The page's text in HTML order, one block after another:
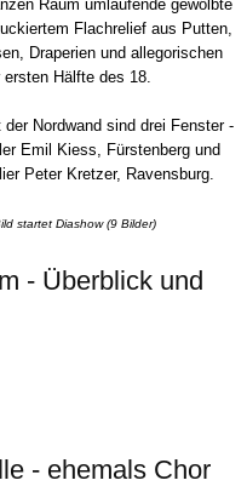
Raum umlaufende gewölbte
Flachrelief aus Putten,
Draperien und allegorischen
ersten Hälfte des 18.
Nordwand sind drei Fenster -
Emil Kiess, Fürstenberg und
Peter Kretzer, Ravensburg.
startet Diashow (9 Bilder)
- Überblick und
- ehemals Chor